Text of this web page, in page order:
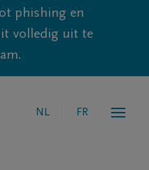
phishing en
volledig uit te
NL FR